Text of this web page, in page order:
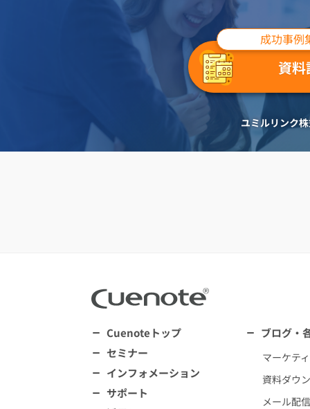
成功事例
資料
ユミルリンク
Cuenoteトップ
セミナー
インフォメーション
サポート
ブログ・
マーケテ
資料ダウ
メール配